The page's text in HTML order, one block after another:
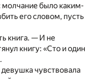
молчание было каким-
его словом, пусть
книга. — И не
книгу: «Сто и один
чувствовала